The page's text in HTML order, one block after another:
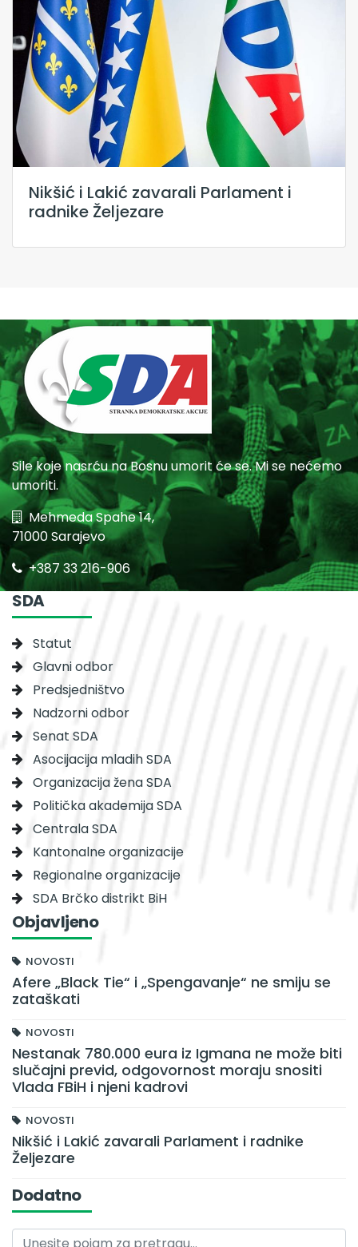
Nikšić i Lakić zavarali Parlament i
radnike Željezare
Sile koje nasrću na Bosnu umorit će se. Mi se nećemo
umoriti.
Mehmeda Spahe 14,
71000 Sarajevo
+387 33 216-906
SDA
Statut
Glavni odbor
Predsjedništvo
Nadzorni odbor
Senat SDA
Asocijacija mladih SDA
Organizacija žena SDA
Politička akademija SDA
Centrala SDA
Kantonalne organizacije
Regionalne organizacije
SDA Brčko distrikt BiH
Objavljeno
NOVOSTI
Afere „Black Tie“ i „Spengavanje“ ne smiju se
zataškati
NOVOSTI
Nestanak 780.000 eura iz Igmana ne može biti
slučajni previd, odgovornost moraju snositi
Vlada FBiH i njeni kadrovi
NOVOSTI
Nikšić i Lakić zavarali Parlament i radnike
Željezare
Dodatno